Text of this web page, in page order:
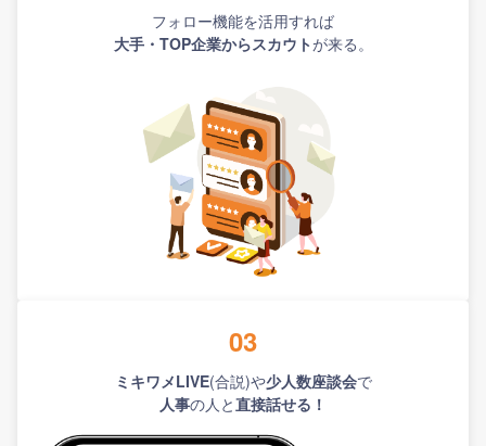
フォロー機能を活用すれば
大手・TOP企業からスカウトが来る。
03
ミキワメLIVE(合説)や少人数座談会で
人事の人と直接話せる！